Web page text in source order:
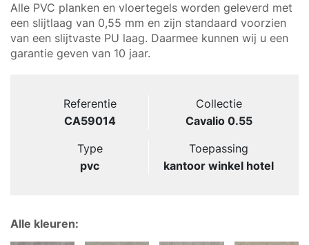
Alle PVC planken en vloertegels worden geleverd met
een slijtlaag van 0,55 mm en zijn standaard voorzien
van een slijtvaste PU laag. Daarmee kunnen wij u een
garantie geven van 10 jaar.
Referentie
CA59014
Collectie
Cavalio 0.55
Type
pvc
Toepassing
kantoor winkel hotel
Alle kleuren: